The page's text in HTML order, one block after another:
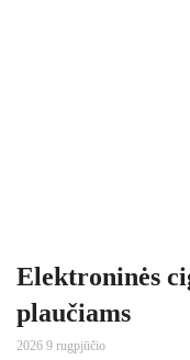
Elektroninės
plaučiams
2026 9 rugpjūčio